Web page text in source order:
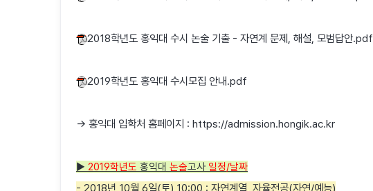
2018학년도 홍익대 수시 논술 기출 - 자연계 문제, 해설, 모범답안.pdf
2019학년도 홍익대 수시모집 안내.pdf
→ 홍익대 입학처 홈페이지 : https://admission.hongik.ac.kr
▶ 2019학년도 홍익대 논술고사 일정/날짜
- 2018년 10월 6일(토) 10:00 : 자연계열, 자율전공(자연/예능)